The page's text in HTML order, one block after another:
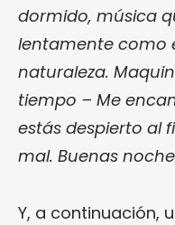
dormido, música
lentamente como
naturaleza.
tiempo – Me
estás despierto al
mal. Buenas
Y, a continuación,